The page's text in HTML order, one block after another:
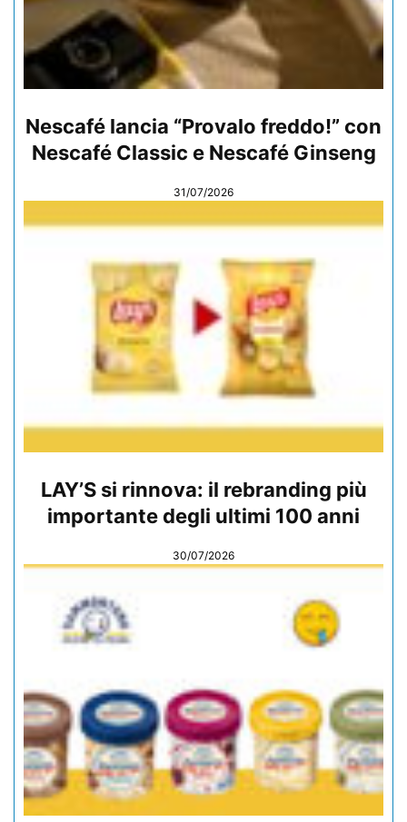
Nescafé lancia “Provalo freddo!” con
Nescafé Classic e Nescafé Ginseng
31/07/2026
LAY’S si rinnova: il rebranding più
importante degli ultimi 100 anni
30/07/2026